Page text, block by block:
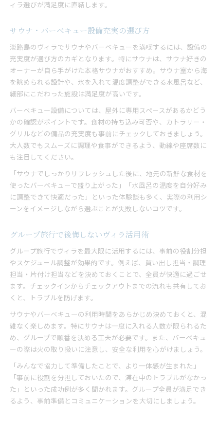
ィラ選びが満足度に直結します。
サウナ・バーベキュー設備充実の選び方
淡路島のヴィラでサウナやバーベキューを満喫するには、設備の
充実度が選び方のカギとなります。特にサウナは、サウナ好きの
オーナーが自ら手がけた本格サウナがおすすめ。サウナ室から海
を眺められる設計や、氷を入れて温度調整ができる水風呂など、
細部にこだわった施設は満足度が高いです。
バーベキュー設備については、屋外に専用スペースがあるかどう
かの確認がポイントです。食材の持ち込み可否や、カトラリー・
グリルなどの備品の充実度も事前にチェックしておきましょう。
大人数でもスムーズに調理や食事ができるよう、動線や座席数に
も注目してください。
「サウナでしっかりリフレッシュした後に、地元の新鮮な食材を
使ったバーベキューで盛り上がった」「水風呂の温度を自分好み
に調整できて快適だった」といった体験談も多く、実際の利用シ
ーンをイメージしながら選ぶことが失敗しないコツです。
グループ旅行で後悔しないヴィラ活用術
グループ旅行でヴィラを最大限に活用するには、事前の役割分担
やスケジュール調整が効果的です。例えば、買い出し担当・調理
担当・片付け担当などを決めておくことで、全員が快適に過ごせ
ます。チェックインからチェックアウトまでの流れも共有してお
くと、トラブルを防げます。
サウナやバーベキューの利用時間をあらかじめ決めておくと、混
雑なく楽しめます。特にサウナは一度に入れる人数が限られるた
め、グループで順番を決める工夫が必要です。また、バーベキュ
ーの際は火の取り扱いに注意し、安全な利用を心がけましょう。
「みんなで協力して準備したことで、より一体感が生まれた」
「事前に役割を分担しておいたので、滞在中のトラブルがなかっ
た」といった成功例が多く聞かれます。グループ全員が満足でき
るよう、事前準備とコミュニケーションを大切にしましょう。